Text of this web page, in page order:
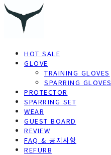
HOT SALE
GLOVE
TRAINING GLOVES
SPARRING GLOVES
PROTECTOR
SPARRING SET
WEAR
GUEST BOARD
REVIEW
FAQ & 공지사항
REFURB